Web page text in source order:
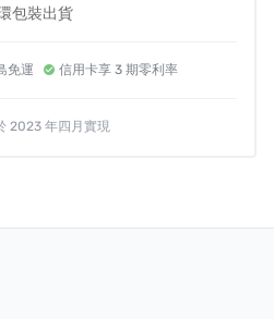
裝合作，實踐綠色網購生活
包裝出貨
免運 信用卡享 3 期零利率
2023 年四月實現